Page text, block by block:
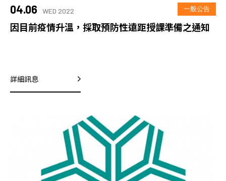
04.06 WED 2022 一般公告
因目前疫情升溫，採取預防性遠距授課準備之通知
詳細訊息